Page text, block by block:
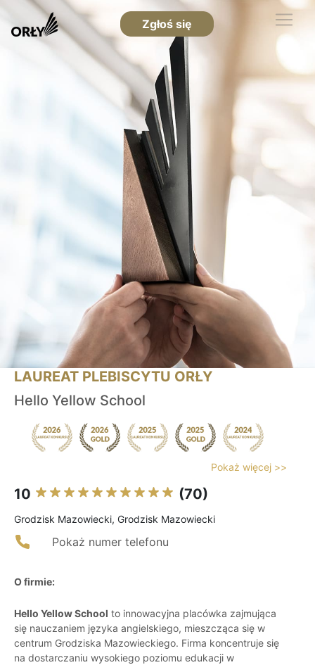
Zgłoś się
LAUREAT PLEBISCYTU ORŁY
Hello Yellow School
Pokaż więcej >>
10 (70)
Grodzisk Mazowiecki, Grodzisk Mazowiecki
Pokaż numer telefonu
O firmie:
Hello Yellow School to innowacyjna placówka zajmująca
się nauczaniem języka angielskiego, mieszcząca się w
centrum Grodziska Mazowieckiego. Firma koncentruje się
na dostarczaniu wysokiego poziomu edukacji w